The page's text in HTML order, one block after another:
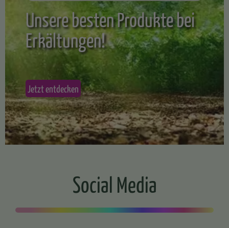
Unsere besten Produkte bei
Erkältungen!
Jetzt entdecken
Social Media